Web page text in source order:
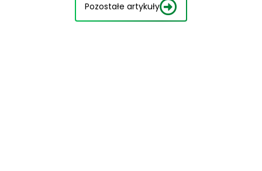
Pozostałe artykuły